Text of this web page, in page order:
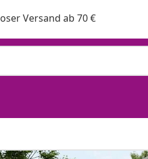
Versand ab 70 €